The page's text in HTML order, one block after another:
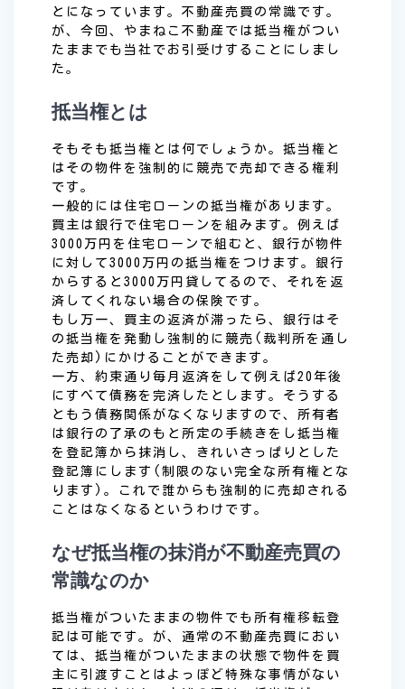
とになっています。不動産売買の常識です。
が、今回、やまねこ不動産では抵当権がつい
たままでも当社でお引受けすることにしまし
た。
抵当権とは
そもそも抵当権とは何でしょうか。抵当権と
はその物件を強制的に競売で売却できる権利
です。
一般的には住宅ローンの抵当権があります。
買主は銀行で住宅ローンを組みます。例えば
3000万円を住宅ローンで組むと、銀行が物件
に対して3000万円の抵当権をつけます。銀行
からすると3000万円貸してるので、それを返
済してくれない場合の保険です。
もし万一、買主の返済が滞ったら、銀行はそ
の抵当権を発動し強制的に競売(裁判所を通し
た売却)にかけることができます。
一方、約束通り毎月返済をして例えば20年後
にすべて債務を完済したとします。そうする
ともう債務関係がなくなりますので、所有者
は銀行の了承のもと所定の手続きをし抵当権
を登記簿から抹消し、きれいさっぱりとした
登記簿にします(制限のない完全な所有権とな
ります)。これで誰からも強制的に売却される
ことはなくなるというわけです。
なぜ抵当権の抹消が不動産売買の
常識なのか
抵当権がついたままの物件でも所有権移転登
記は可能です。が、通常の不動産売買におい
ては、抵当権がついたままの状態で物件を買
主に引渡すことはよっぽど特殊な事情がない